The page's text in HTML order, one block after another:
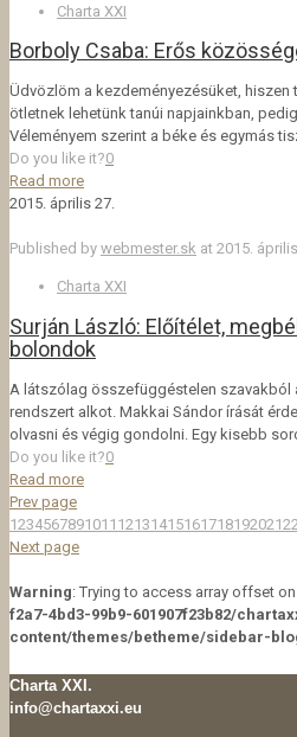
Charta XXI
Borboly Csaba: Erős
Üdvözlöm a kezdeményezésüket,
ötletnek lehetünk tanúi napjainkban,
Véleményem szerint a béke és egymás
Do you like it?0
Read more
2015. április 27.
Published by webmester.sk at 2015.
Charta XXI
Surján László: Előítélet,
bolondok
A látszólag összefüggéstelen szavakból
rendszert alkot. Makkai Sándor írását
olvasni és végig gondolni. Egy kisebb
Do you like it?0
Read more
Prev page
1234567891011 12131415161718192021
Next page
Warning: Trying to access array offset on
f2a7-4bd3-99b9-601907f23b82/
content/themes/betheme/sidebar-
Charta XXI.
info@chartaxxi.eu